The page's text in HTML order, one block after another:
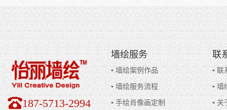
187-5713-2994
墙绘服务
▪ 墙绘案例作品
▪ 墙绘服务流程
▪ 手绘肖像画定制
联
▪ 联
▪ 墙
▪ 关